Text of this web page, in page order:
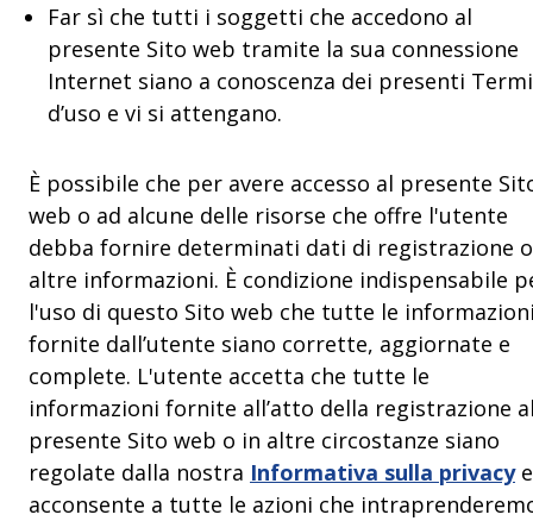
Far sì che tutti i soggetti che accedono al
presente Sito web tramite la sua connessione
Internet siano a conoscenza dei presenti
d’uso e vi si attengano.
È possibile che per avere accesso al presente
web o ad alcune delle risorse che offre l'utente
debba fornire determinati dati di registrazione o
altre informazioni. È condizione indispensabile
l'uso di questo Sito web che tutte le
fornite dall’utente siano corrette, aggiornate e
complete. L'utente accetta che tutte le
informazioni fornite all’atto della registrazione
presente Sito web o in altre circostanze siano
regolate dalla nostra Informativa sulla privacye
acconsente a tutte le azioni che